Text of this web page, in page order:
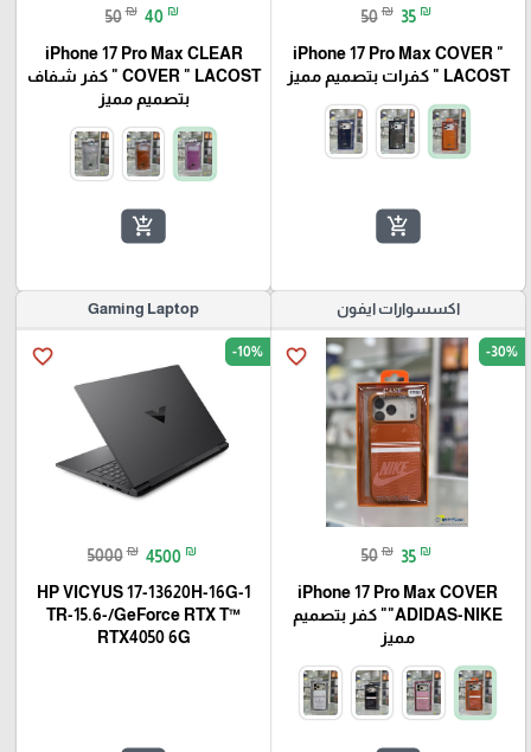
50 ₪ 35 ₪
iPhone 17 Pro Max COVER "
LACOST " كفرات بتصميم مميز
add_shopping_cart
50 ₪ 40 ₪
iPhone 17 Pro Max CLEAR
COVER " LACOST " كفر شفاف
بتصميم مميز
add_shopping_cart
اكسسوارات ايفون
favorite_border -30%
50 ₪ 35 ₪
iPhone 17 Pro Max COVER
"ADIDAS-NIKE" كفر بتصميم
مميز
Gaming Laptop
favorite_border -10%
5000 ₪ 4500 ₪
HP VICYUS 17-13620H-16G-1
TR-15.6-/GeForce RTX T™
RTX4050 6G